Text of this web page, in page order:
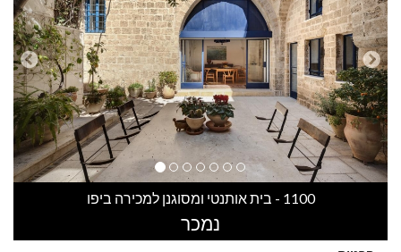
1100 - בית אותנטי ומסוגנן למכירה ביפו
נמכר